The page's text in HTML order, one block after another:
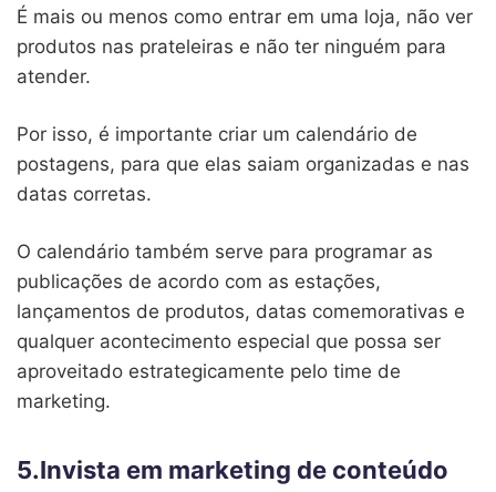
É mais ou menos como entrar em uma loja, não ver
produtos nas prateleiras e não ter ninguém para
atender.
Por isso, é importante criar um calendário de
postagens, para que elas saiam organizadas e nas
datas corretas.
O calendário também serve para programar as
publicações de acordo com as estações,
lançamentos de produtos, datas comemorativas e
qualquer acontecimento especial que possa ser
aproveitado estrategicamente pelo time de
marketing.
5.Invista em marketing de conteúdo